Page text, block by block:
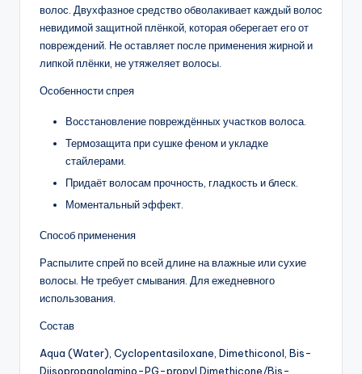
волос. Двухфазное средство обволакивает каждый волос
невидимой защитной плёнкой, которая оберегает его от
повреждений. Не оставляет после применения жирной и
липкой плёнки, не утяжеляет волосы.
Особенности спрея
Восстановление повреждённых участков волоса.
Термозащита при сушке феном и укладке
стайлерами.
Придаёт волосам прочность, гладкость и блеск.
Моментальный эффект.
Способ применения
Распылите спрей по всей длине на влажные или сухие
волосы. Не требует смывания. Для ежедневного
использования.
Состав
Aqua (Water), Cyclopentasiloxane, Dimethiconol, Bis-
Diisopropanolamino-PG-propyl Dimethicone/Bis-